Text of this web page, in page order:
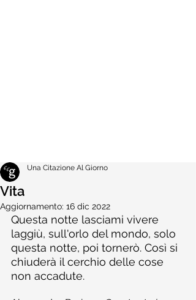
Vita
Una Citazione Al Giorno
Aggiornamento: 16 dic 2022
Questa notte lasciami vivere
laggiù, sull'orlo del mondo, solo
questa notte, poi tornerò. Così si
chiuderà il cerchio delle cose
non accadute.